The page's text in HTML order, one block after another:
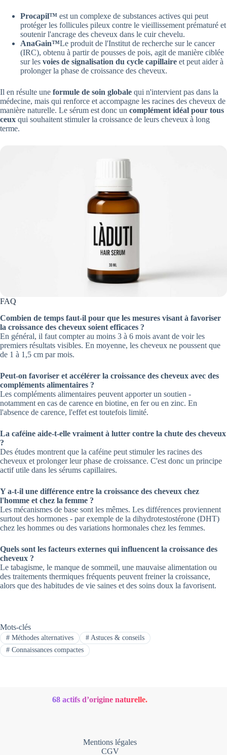
Procapil™ est un complexe de substances actives qui peut
protéger les follicules pileux contre le vieillissement prématuré et
soutenir l'ancrage des cheveux dans le cuir chevelu.
AnaGain™Le produit de l'Institut de recherche sur le cancer
(IRC), obtenu à partir de pousses de pois, agit de manière ciblée
sur les voies de signalisation du cycle capillaire et peut aider à
prolonger la phase de croissance des cheveux.
Il en résulte une formule de soin globale qui n'intervient pas dans la
médecine, mais qui renforce et accompagne les racines des cheveux de
manière naturelle. Le sérum est donc un complément idéal pour tous
ceux qui souhaitent stimuler la croissance de leurs cheveux à long
terme.
FAQ
Combien de temps faut-il pour que les mesures visant à favoriser
la croissance des cheveux soient efficaces ?
En général, il faut compter au moins 3 à 6 mois avant de voir les
premiers résultats visibles. En moyenne, les cheveux ne poussent que
de 1 à 1,5 cm par mois.
Peut-on favoriser et accélérer la croissance des cheveux avec des
compléments alimentaires ?
Les compléments alimentaires peuvent apporter un soutien -
notamment en cas de carence en biotine, en fer ou en zinc. En
l'absence de carence, l'effet est toutefois limité.
La caféine aide-t-elle vraiment à lutter contre la chute des cheveux
?
Des études montrent que la caféine peut stimuler les racines des
cheveux et prolonger leur phase de croissance. C'est donc un principe
actif utile dans les sérums capillaires.
Y a-t-il une différence entre la croissance des cheveux chez
l'homme et chez la femme ?
Les mécanismes de base sont les mêmes. Les différences proviennent
surtout des hormones - par exemple de la dihydrotestostérone (DHT)
chez les hommes ou des variations hormonales chez les femmes.
Quels sont les facteurs externes qui influencent la croissance des
cheveux ?
Le tabagisme, le manque de sommeil, une mauvaise alimentation ou
des traitements thermiques fréquents peuvent freiner la croissance,
alors que des habitudes de vie saines et des soins doux la favorisent.
Mots-clés
#Méthodes alternatives #Astuces & conseils
#Connaissances compactes
68 actifs d’origine naturelle.
Mentions légales
CGV